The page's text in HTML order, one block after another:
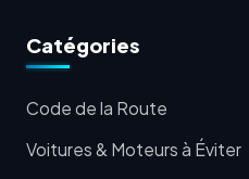
Catégories
Code de la Route
Voitures & Moteurs à Éviter